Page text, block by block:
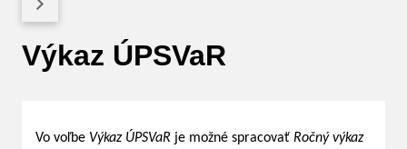
Výkaz ÚPSVaR
Vo voľbe Výkaz ÚPSVaR je možné spracovať Ročný výkaz